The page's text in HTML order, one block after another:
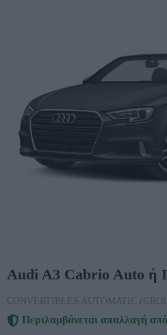
Audi A3 Cabrio Auto ή
CONVERTIBLES AUTOMATIC
Περιλαμβάνεται απαλλαγή